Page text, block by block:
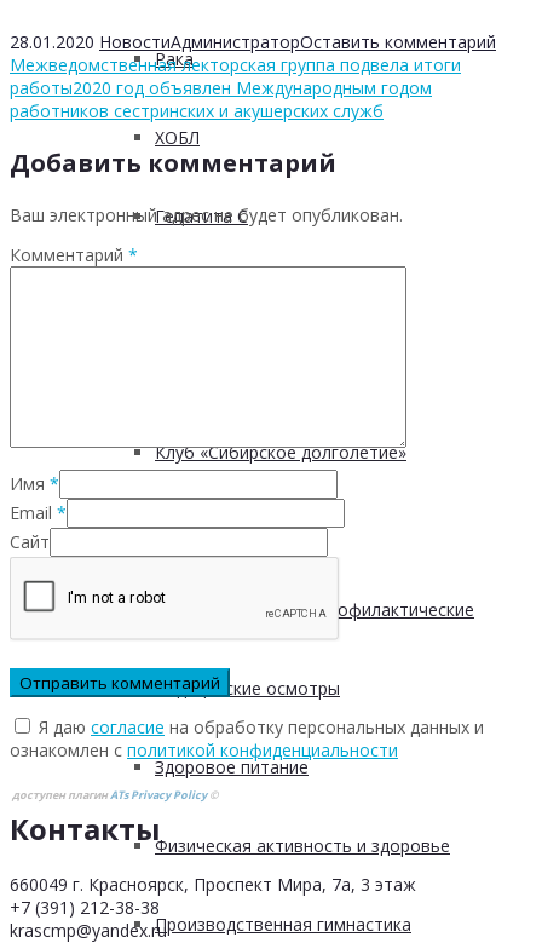
Рака
ХОБЛ
Гепатита С
Клуб «Сибирское долголетие»
Здоровый образ жизни
Диспансеризация и профилактические
медицинские осмотры
Здоровое питание
Физическая активность и здоровье
Производственная гимнастика
28.01.2020 НовостиАдминистраторОставить комментарий
Межведомственная лекторская группа подвела итоги
работы2020 год объявлен Международным годом
работников сестринских и акушерских служб
Добавить комментарий
Ваш электронный адрес не будет опубликован.
Комментарий *
Имя *
Email *
Сайт
Я даю согласие на обработку персональных данных и
ознакомлен с политикой конфиденциальности
доступен плагинATs Privacy Policy©
Контакты
660049 г. Красноярск, Проспект Мира, 7а, 3 этаж
+7 (391) 212-38-38
krascmp@yandex.ru